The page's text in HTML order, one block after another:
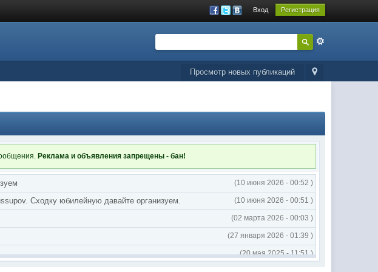
Вход Регистрация
Просмотр новых публикаций
Реклама и объявлениязапрещены - бан!
(10 июня 2026 - 00:52 )
(10 июня 2026 - 00:51 )
Сходку юбилейную давайте организуем.
(02 марта 2026 - 00:03 )
(27 января 2026 - 01:39 )
(20 мая 2025 - 11:51 )